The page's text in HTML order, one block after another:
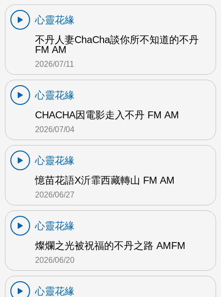
心靈花緣
不丹人妻ChaCha談你所不知道的不丹
FM AM
2026/07/11
心靈花緣
CHACHA因電影走入不丹 FM AM
2026/07/04
心靈花緣
憶苗花語X沂霏西藏轉山 FM AM
2026/06/27
心靈花緣
燦爛之光被祝福的不丹之路 AMFM
2026/06/20
心靈花緣